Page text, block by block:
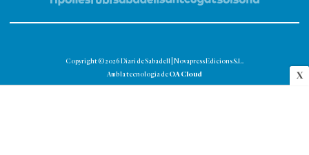
X
Copyright © 2026 Diari de Sabadell | Novapress Edicions S.L.
Amb la tecnologia de OA Cloud